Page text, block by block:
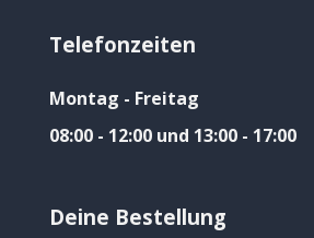
Telefonzeiten
Montag - Freitag
08:00 - 12:00 und 13:00 - 17:00
Deine Bestellung